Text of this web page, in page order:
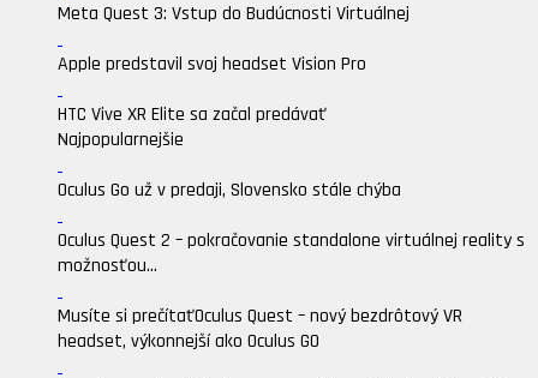
Meta Quest 3: Vstup do Budúcnosti Virtuálnej
Apple predstavil svoj headset Vision Pro
HTC Vive XR Elite sa začal predávať
Najpopularnejšie
Oculus Go už v predaji, Slovensko stále chýba
Oculus Quest 2 – pokračovanie standalone virtuálnej reality s
možnosťou...
Musíte si prečítaťOculus Quest – nový bezdrôtový VR
headset, výkonnejší ako Oculus GO